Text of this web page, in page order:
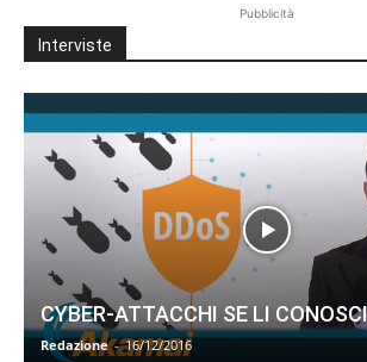
Pubblicità
Interviste
CYBER-ATTACCHI SE LI
Redazione - 16/12/2016